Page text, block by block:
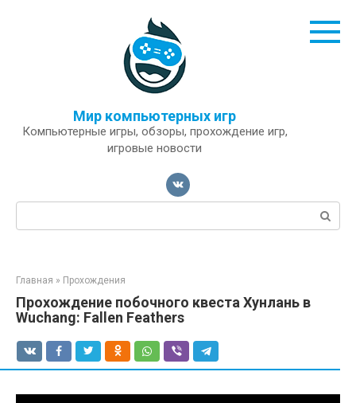
Мир компьютерных игр
Компьютерные игры, обзоры, прохождение игр,
игровые новости
Поиск:
Главная » Прохождения
Прохождение побочного квеста Хунлань в
Wuchang: Fallen Feathers